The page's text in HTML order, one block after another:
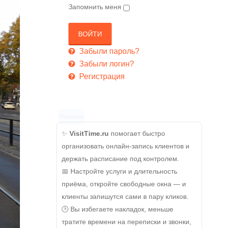
Запомнить меня
Забыли пароль?
Забыли логин?
Регистрация
✨ VisitTime.ru помогает быстро
организовать онлайн-запись клиентов и
держать расписание под контролем.
📅 Настройте услуги и длительность
приёма, откройте свободные окна — и
клиенты запишутся сами в пару кликов.
🕒 Вы избегаете накладок, меньше
тратите времени на переписки и звонки,